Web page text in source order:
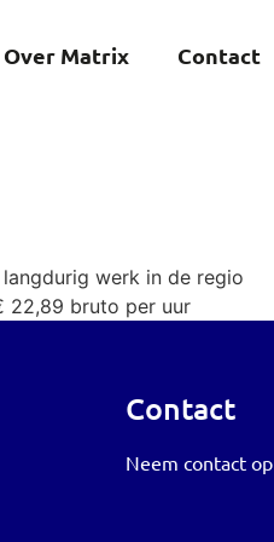
Over Matrix Contact
werk in de regio
22,89 bruto per uur
Contact
Neem contact op